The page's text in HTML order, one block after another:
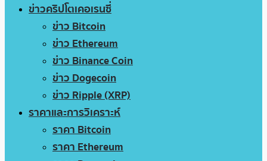
ข่าวคริปโตเคอเรนซี่
ข่าว Bitcoin
ข่าว Ethereum
ข่าว Binance Coin
ข่าว Dogecoin
ข่าว Ripple (XRP)
ราคาและการวิเคราะห์
ราคา Bitcoin
ราคา Ethereum